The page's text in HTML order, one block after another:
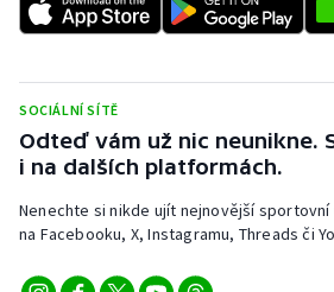
SOCIÁLNÍ SÍTĚ
Odteď vám už nic neunikne.
i na dalších platformách.
Nenechte si nikde ujít nejnovější sportovní
na Facebooku, X, Instagramu, Threads či